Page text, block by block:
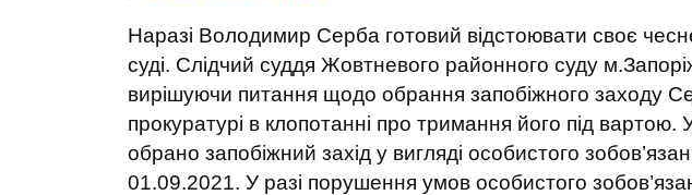
Наразі Володимир Серба готовий відстоювати своє
суді. Слідчий суддя Жовтневого районного суду
вирішуючи питання щодо обрання запобіжного заходу
прокуратурі в клопотанні про тримання його під вартою.
обрано запобіжний захід у вигляді особистого
01.09.2021. У разі порушення умов особистого